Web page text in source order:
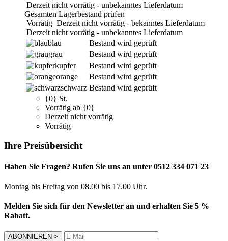
Derzeit nicht vorrätig - unbekanntes Lieferdatum
Gesamten Lagerbestand prüfen
Vorrätig Derzeit nicht vorrätig - bekanntes Lieferdatum
Derzeit nicht vorrätig - unbekanntes Lieferdatum
blau
Bestand wird geprüft
grau
Bestand wird geprüft
kupfer
Bestand wird geprüft
orange
Bestand wird geprüft
schwarz Bestand wird geprüft
{0} St.
Vorrätig ab {0}
Derzeit nicht vorrätig
Vorrätig
Ihre Preisübersicht
Haben Sie Fragen? Rufen Sie uns an unter 0512 334 071 23
Montag bis Freitag von 08.00 bis 17.00 Uhr.
Melden Sie sich für den Newsletter an und erhalten Sie 5 %
Rabatt.
ABONNIEREN >